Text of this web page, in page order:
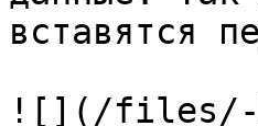
вставятся
![](/files/-